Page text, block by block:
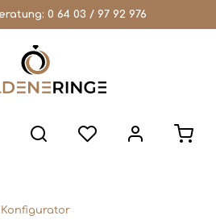
0 64 03 / 97 92 976
Konfigurator